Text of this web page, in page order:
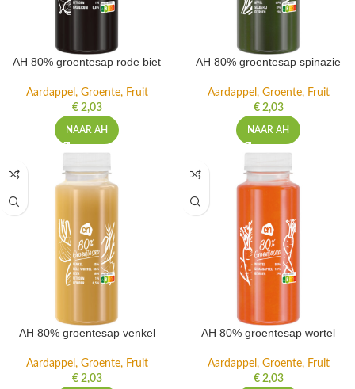
AH 80% groentesap rode biet
Aardappel, Groente, Fruit
€2,03
NAAR AH
AH 80% groentesap spinazie
Aardappel, Groente, Fruit
€2,03
NAAR AH
AH 80% groentesap venkel
Aardappel, Groente, Fruit
€2,03
AH 80% groentesap wortel
Aardappel, Groente, Fruit
€2,03